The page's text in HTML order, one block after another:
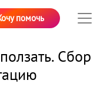
помочь
Сбор